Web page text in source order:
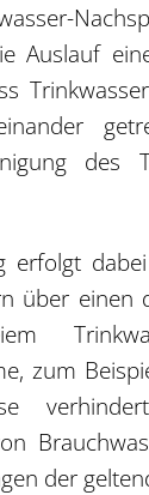
Auslauf
des
erfolgt
über einen
zum
der